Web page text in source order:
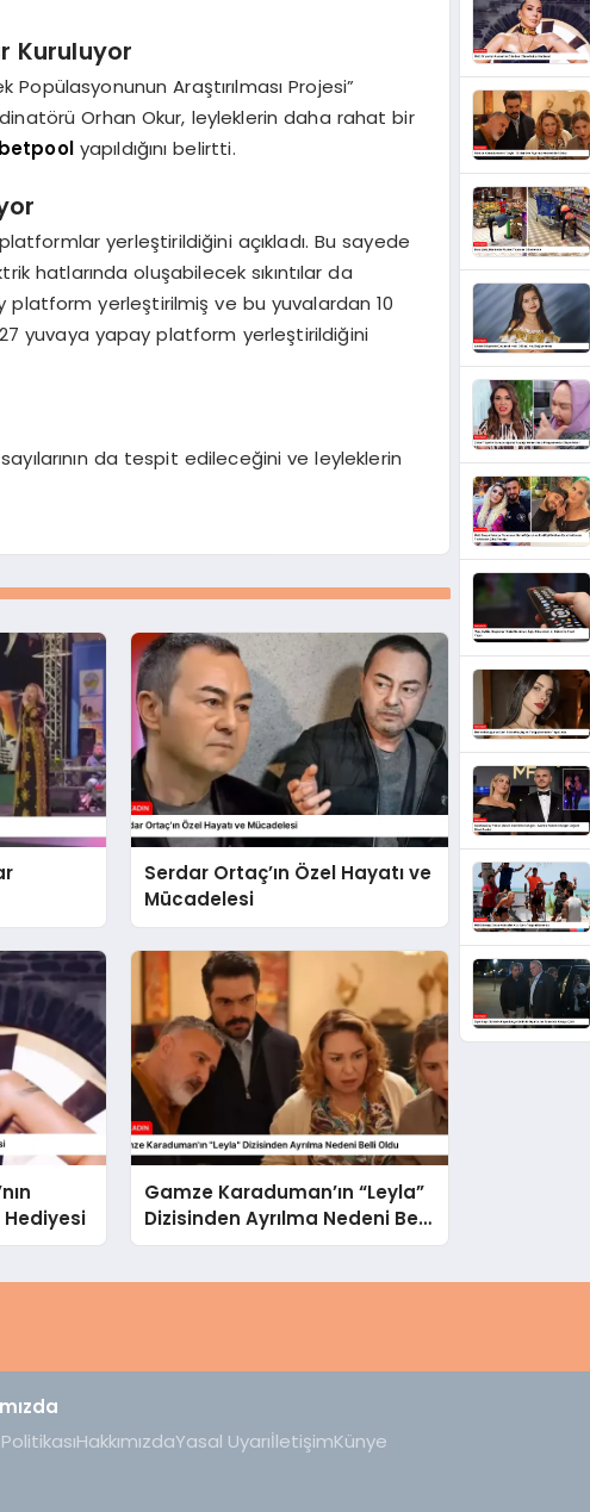
Kuruluyor
Araştırılması Projesi”
Orhan Okur, leyleklerin daha rahat bir
betpoolyapıldığını belirtti.
yerleştirildiğini açıkladı. Bu sayede
hatlarında oluşabilecek sıkıntılar da
platform yerleştirilmiş ve bu yuvalardan 10
27 yuvaya yapay platform yerleştirildiğini
da tespit edileceğini ve leyleklerin
Serdar Ortaç’ın Özel Hayatı ve
Mücadelesi
Gamze Karaduman’ın “Leyla”
Dizisinden Ayrılma Nedeni Belli
Oldu
HakkımızdaYasal UyarıİletişimKünye